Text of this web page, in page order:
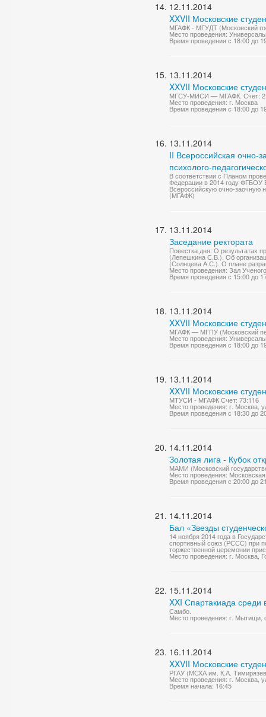
12.11.2014
XXVII Московские
МГАФК - МГУДТ (Московский
Место проведения:
Время проведения с 18:00 до
13.11.2014
XXVII Московские
МГСУ-МИСИ — МГАФК. Счет: 2
Место проведения: г. Москва
Время проведения с 18:00 до
13.11.2014
II Всероссийская
психолого-
В соответствии с Планом
Федерации в 2014 году ФГБОУ
Всероссийскую очно-заочную
(МГАФК)
13.11.2014
Заседание ректората
Повестка дня: О результатах
(Лепешкина С.В.). Об
(Солнцева А.С.). О плане
Место проведения: Зал
Время проведения с 15:00 до
13.11.2014
XXVII Московские
МГАФК — МГПУ (Московский
Место проведения:
Время проведения с 18:00 до
13.11.2014
XXVII Московские
МТУСИ - МГАФК Счет: 73:116
Место проведения: г. Москва,
Время проведения с 18:30 до
14.11.2014
Золотая лига - Кубок
МАМИ (Московский
Место проведения:
Время проведения с 20:00 до
14.11.2014
Бал «Звезды
14 ноября 2014 года в
спортивный союз (РССС) при
торжественной церемонии
Место проведения: г. Москва,
15.11.2014
XXI Спартакиада
Самбо.
Место проведения: г. Мытищи,
16.11.2014
XXVII Московские
РГАУ (МСХА им. К.А.
Место проведения: г. Москва,
Время начала: 16:45